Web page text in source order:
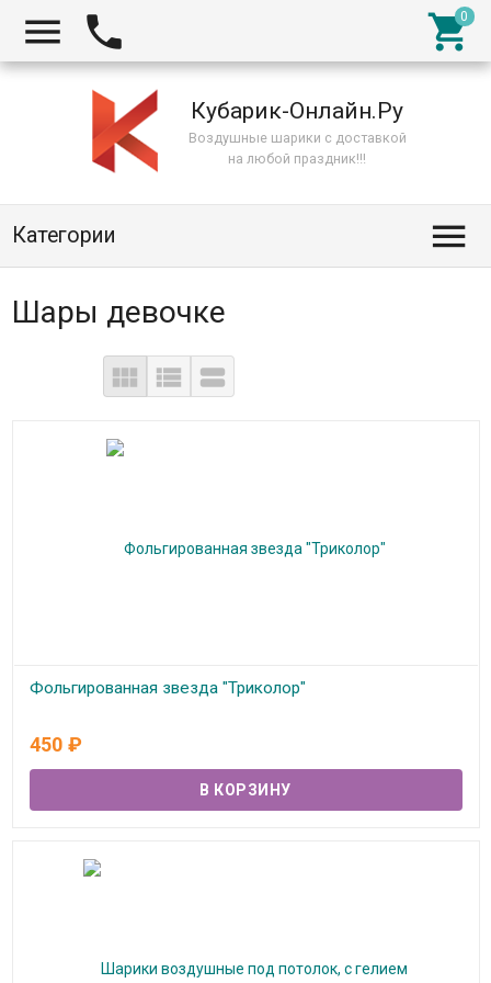
  
Кубарик-Онлайн.Ру
Воздушные шарики с доставкой
на любой праздник!!!
Категории 
Шары девочке
  
Фольгированная звезда "Триколор"
450 ₽